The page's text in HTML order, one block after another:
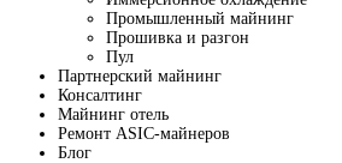
Промышленный майнинг
Прошивка и разгон
Пул
Партнерский майнинг
Консалтинг
Майнинг отель
Ремонт ASIC-майнеров
Блог